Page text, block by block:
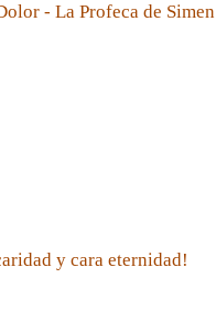
- La Profeca de Simen
y cara eternidad!